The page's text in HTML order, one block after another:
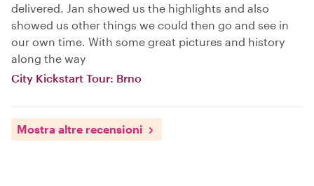
delivered. Jan showed us the highlights and also
showed us other things we could then go and see in
our own time. With some great pictures and history
along the way
City Kickstart Tour: Brno
Mostra altre recensioni